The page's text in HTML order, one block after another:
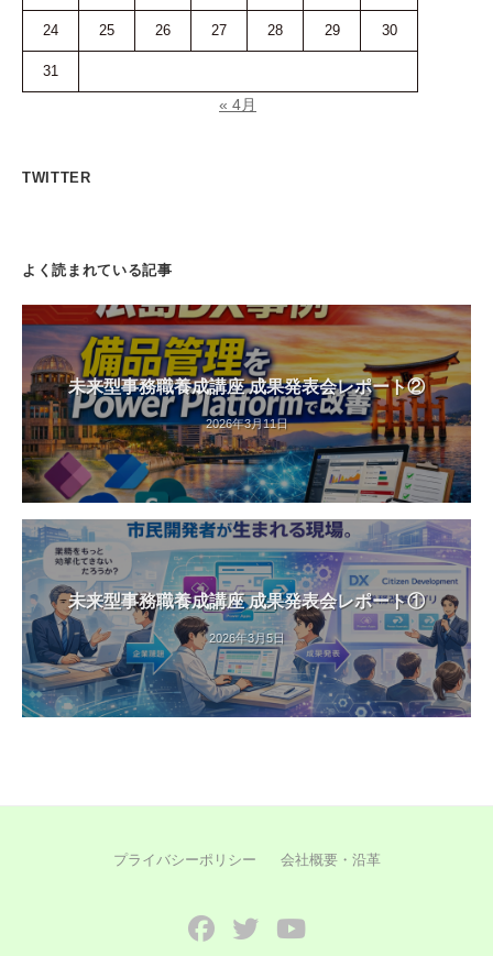
24 25 26 27 28 29 30
31
« 4月
TWITTER
よく読まれている記事
未来型事務職養成講座 成果発表会レポート②
2026年3月11日
未来型事務職養成講座 成果発表会レポート①
2026年3月5日
プライバシーポリシー 会社概要・沿革
FacebookTwitterYouTube